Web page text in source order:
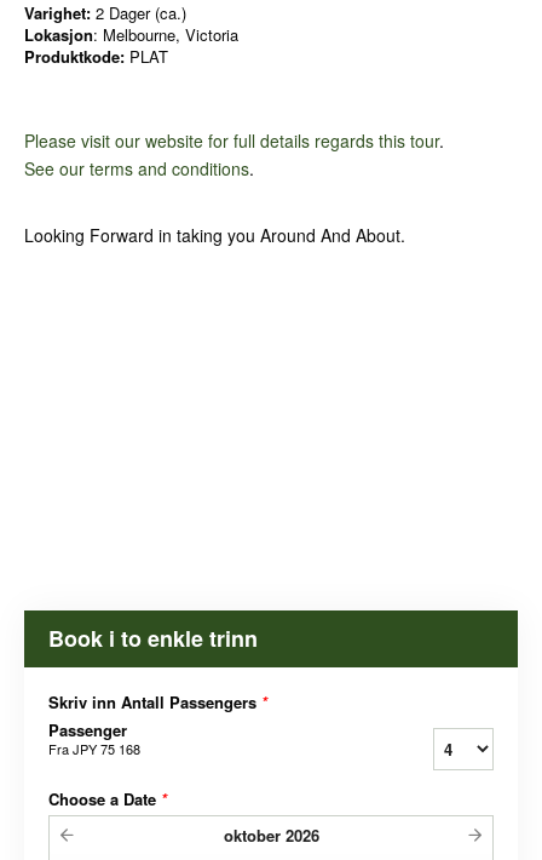
Varighet: 2 Dager (ca.)
Lokasjon: Melbourne, Victoria
Produktkode: PLAT
Please visit our website for full details regards this tour.
See our terms and conditions.
Looking Forward in taking you Around And About.
Book i to enkle trinn
Skriv inn Antall Passengers *
Passenger
FraJPY 75 168
Choose a Date *
oktober 2026